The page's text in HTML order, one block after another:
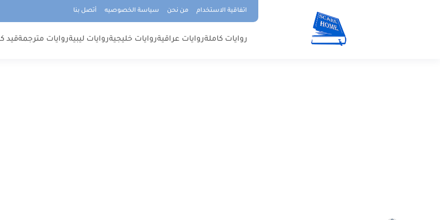
اتفاقية الاستخدام من نحن سياسة الخصوصيه أتصل بنا
روايات كاملةروايات عراقيةروايات خليجيةروايات ليبيةروايات مترجمةقيد